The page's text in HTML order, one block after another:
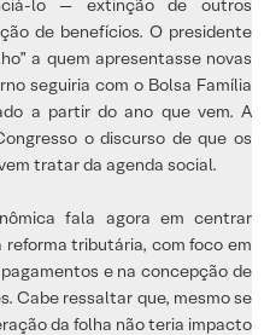
lo — extinção de outros
de benefícios. O presidente
a quem apresentasse novas
seguiria com o Bolsa Família
a partir do ano que vem. A
o discurso de que os
tratar da agenda social.
fala agora em centrar
reforma tributária, com foco em
e na concepção de
Cabe ressaltar que, mesmo se
da folha não teria impacto